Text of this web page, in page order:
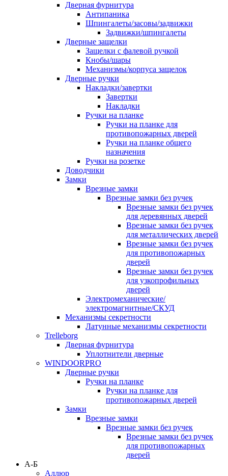
Дверная фурнитура
Антипаника
Шпингалеты/засовы/задвижки
Задвижки/шпингалеты
Дверные защелки
Защелки с фалевой ручкой
Кнобы/шары
Механизмы/корпуса защелок
Дверные ручки
Накладки/завертки
Завертки
Накладки
Ручки на планке
Ручки на планке для
противопожарных дверей
Ручки на планке общего
назначения
Ручки на розетке
Доводчики
Замки
Врезные замки
Врезные замки без ручек
Врезные замки без ручек
для деревянных дверей
Врезные замки без ручек
для металлических дверей
Врезные замки без ручек
для противопожарных
дверей
Врезные замки без ручек
для узкопрофильных
дверей
Электромеханические/
электромагнитные/СКУД
Механизмы секретности
Латунные механизмы секретности
Trelleborg
Дверная фурнитура
Уплотнители дверные
WINDOORPRO
Дверные ручки
Ручки на планке
Ручки на планке для
противопожарных дверей
Замки
Врезные замки
Врезные замки без ручек
Врезные замки без ручек
для противопожарных
дверей
А-Б
Аллюр